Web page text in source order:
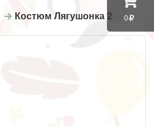
0
Костюм Лягушонка 2